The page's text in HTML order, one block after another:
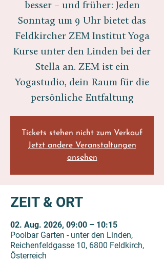
besser – und früher: Jeden
Sonntag um 9 Uhr bietet das
Feldkircher ZEM Institut Yoga
Kurse unter den Linden bei der
Stella an. ZEM ist ein
Yogastudio, dein Raum für die
persönliche Entfaltung
Tickets stehen nicht zum Verkauf
Jetzt andere Veranstaltungen
ansehen
ZEIT & ORT
02. Aug. 2026, 09:00 – 10:15
Poolbar Garten - unter den Linden,
Reichenfeldgasse 10, 6800 Feldkirch,
Österreich